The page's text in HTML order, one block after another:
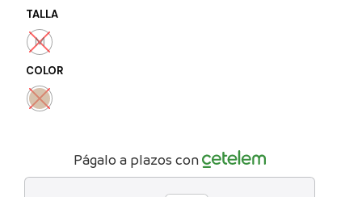
TALLA
M
COLOR
Págalo a plazos con